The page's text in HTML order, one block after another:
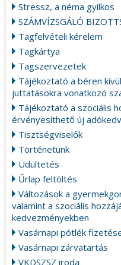
Stressz, a néma gyilkos
SZÁMVÍZSGÁLÓ
Tagfelvételi kérelem
Tagkártya
Tagszervezetek
Tájékoztató a béren
juttatásokra vonatkozó
Tájékoztató a szociális
érvényesíthető új
Tisztségviselők
Történetünk
Üdültetés
Űrlap feltöltés
Változások a
valamint a szociális
kedvezményekben
Vasárnapi pótlék
Vasárnapi zárvatartás
VKDSZSZ iroda